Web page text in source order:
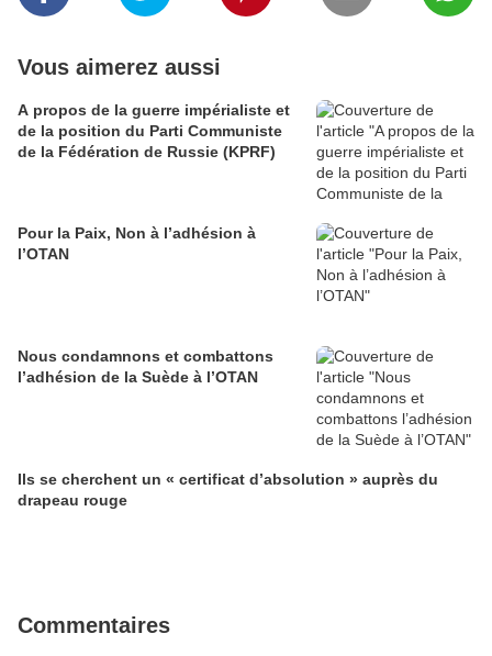
Vous aimerez aussi
A propos de la guerre impérialiste et
de la position du Parti Communiste
de la Fédération de Russie (KPRF)
Pour la Paix, Non à l’adhésion à
l’OTAN
Nous condamnons et combattons
l’adhésion de la Suède à l’OTAN
Ils se cherchent un « certificat d’absolution » auprès du
drapeau rouge
Commentaires